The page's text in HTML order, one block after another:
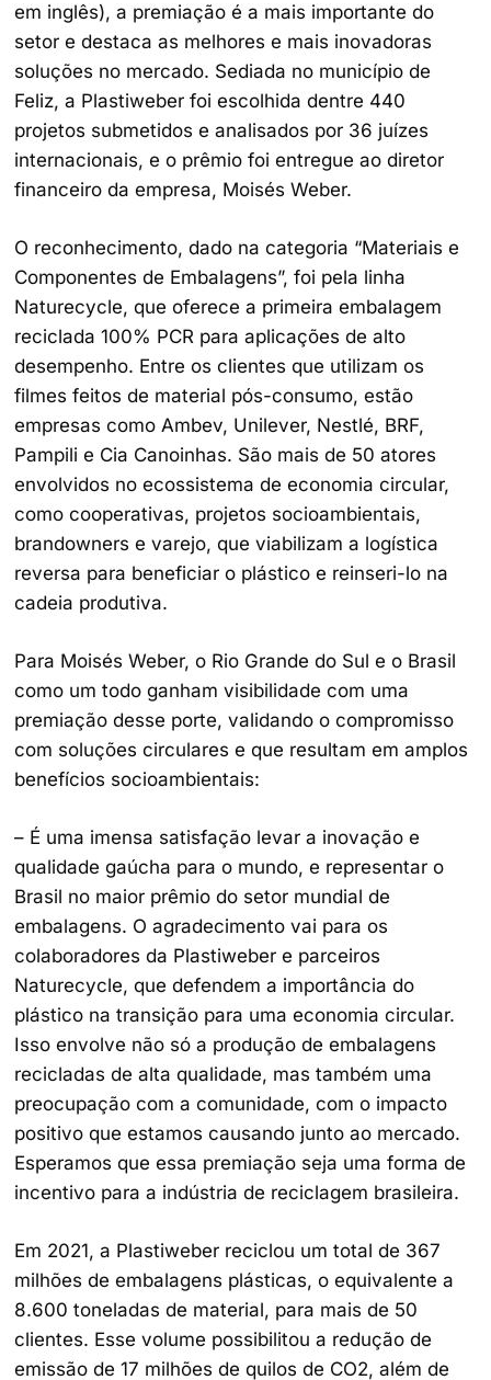
em inglês), a premiação é a mais importante do
setor e destaca as melhores e mais inovadoras
soluções no mercado. Sediada no município de
Feliz, a Plastiweber foi escolhida dentre 440
projetos submetidos e analisados por 36 juízes
internacionais, e o prêmio foi entregue ao diretor
financeiro da empresa, Moisés Weber.
O reconhecimento, dado na categoria “Materiais e
Componentes de Embalagens”, foi pela linha
Naturecycle, que oferece a primeira embalagem
reciclada 100% PCR para aplicações de alto
desempenho. Entre os clientes que utilizam os
filmes feitos de material pós-consumo, estão
empresas como Ambev, Unilever, Nestlé, BRF,
Pampili e Cia Canoinhas. São mais de 50 atores
envolvidos no ecossistema de economia circular,
como cooperativas, projetos socioambientais,
brandowners e varejo, que viabilizam a logística
reversa para beneficiar o plástico e reinseri-lo na
cadeia produtiva.
Para Moisés Weber, o Rio Grande do Sul e o Brasil
como um todo ganham visibilidade com uma
premiação desse porte, validando o compromisso
com soluções circulares e que resultam em amplos
benefícios socioambientais:
– É uma imensa satisfação levar a inovação e
qualidade gaúcha para o mundo, e representar o
Brasil no maior prêmio do setor mundial de
embalagens. O agradecimento vai para os
colaboradores da Plastiweber e parceiros
Naturecycle, que defendem a importância do
plástico na transição para uma economia circular.
Isso envolve não só a produção de embalagens
recicladas de alta qualidade, mas também uma
preocupação com a comunidade, com o impacto
positivo que estamos causando junto ao mercado.
Esperamos que essa premiação seja uma forma de
incentivo para a indústria de reciclagem brasileira.
Em 2021, a Plastiweber reciclou um total de 367
milhões de embalagens plásticas, o equivalente a
8.600 toneladas de material, para mais de 50
clientes. Esse volume possibilitou a redução de
emissão de 17 milhões de quilos de CO2, além de